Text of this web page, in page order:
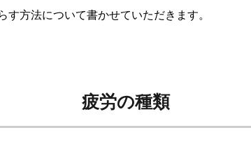
す方法について書かせていただきます。
疲労の種類